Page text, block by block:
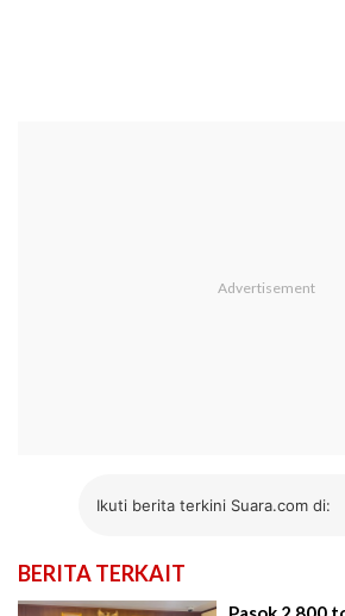
Ikuti berita terkini Suara.com di:
BERITA TERKAIT